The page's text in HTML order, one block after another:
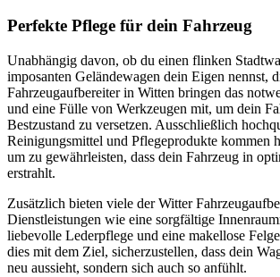
Perfekte Pflege für dein Fahrzeug
Unabhängig davon, ob du einen flinken
imposanten Geländewagen dein Eigen nennst,
Fahrzeugaufbereiter in Witten bringen das
und eine Fülle von Werkzeugen mit, um dein
Bestzustand zu versetzen. Ausschließlich
Reinigungsmittel und Pflegeprodukte kommen
um zu gewährleisten, dass dein Fahrzeug in
erstrahlt.
Zusätzlich bieten viele der Witter
Dienstleistungen wie eine sorgfältige
liebevolle Lederpflege und eine makellose
dies mit dem Ziel, sicherzustellen, dass dein
neu aussieht, sondern sich auch so anfühlt.